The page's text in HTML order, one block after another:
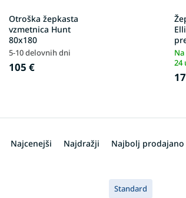
Otroška žepkasta
vzmetnica Hunt
80x180
5-10 delovnih dni
105 €
24
Najcenejši Najdražji Najbolj prodajano
Standard